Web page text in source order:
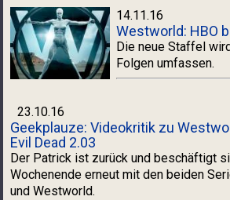
14.11.16
Westworld: HBO
Die neue Staffel
Folgen umfassen.
23.10.16
Geekplauze: Videokritik zu
Evil Dead 2.03
Der Patrick ist zurück und beschäftigt
Wochenende erneut mit den beiden
und Westworld.